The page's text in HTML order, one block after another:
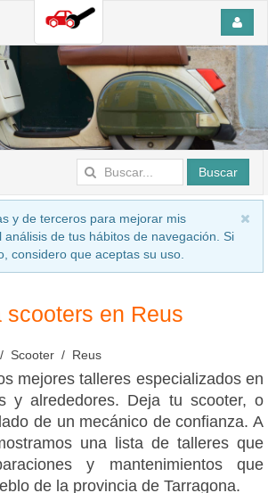
Buscar
y de terceros para mejorar mis
análisis de tus hábitos de navegación. Si
considero que aceptas su uso.
scooters en Reus
Scooter Reus
mejores talleres especializados en
y alrededores. Deja tu scooter, o
de un mecánico de confianza. A
una lista de talleres que
y mantenimientos que
de la provincia de Tarragona.